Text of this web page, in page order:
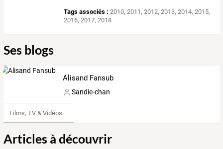
Tags associés : 2010,2011,2012,2013,2014,2015,
2016,2017,2018
Ses blogs
Alisand Fansub
Sandie-chan
Films, TV & Vidéos
Articles à découvrir